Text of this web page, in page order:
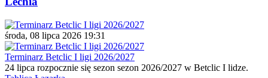
środa, 08 lipca 2026 19:31
Terminarz Betclic I ligi 2026/2027
24 lipca rozpocznie się sezon sezon 2026/2027 w Betclic I lidze.